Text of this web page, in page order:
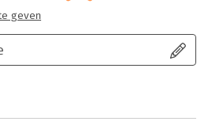
geven